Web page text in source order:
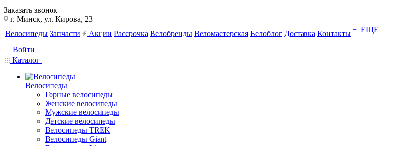
Заказать звонок
г. Минск, ул. Кирова, 23
Велосипеды Запчасти Акции Рассрочка Велобренды Веломастерская Велоблог Доставка Контакты + ЕЩЕ
Войти
Каталог
Велосипеды
Горные велосипеды
Женские велосипеды
Мужские велосипеды
Детские велосипеды
Велосипеды TREK
Велосипеды Giant